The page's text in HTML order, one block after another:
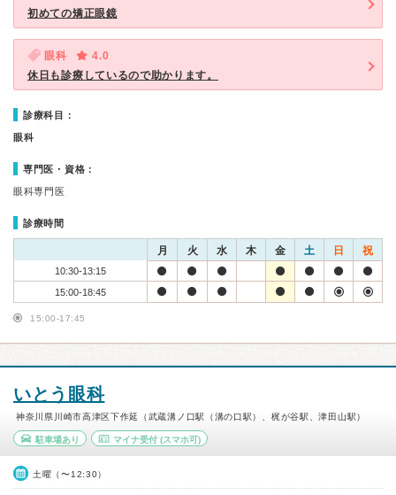
初めての矯正眼鏡
眼科
4.0
休日も診療しているので助かります。
診療科目：
眼科
専門医・資格：
眼科専門医
診療時間
月 火 水 木 金 土 日 祝
10:30-13:15
15:00-18:45
15:00-17:45
いとう眼科
神奈川県川崎市高津区下作延（武蔵溝ノ口駅（溝の口駅）、梶が谷駅、津田山駅）
駐車場あり マイナ受付(スマホ可)
土曜（〜12:30）